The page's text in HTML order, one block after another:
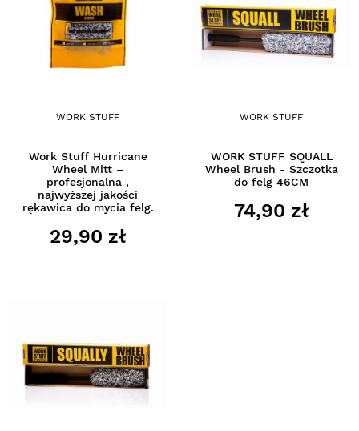
WORK STUFF
Work Stuff Hurricane
Wheel Mitt –
profesjonalna ,
najwyższej jakości
rękawica do mycia felg.
29,90 zł
WORK STUFF
WORK STUFF SQUALL
Wheel Brush - Szczotka
do felg 46CM
74,90 zł